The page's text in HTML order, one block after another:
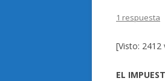
1 respuesta
[Visto: 2412
EL